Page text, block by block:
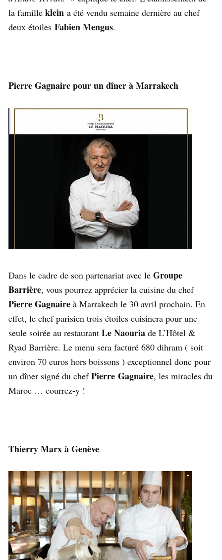
la famille klein a été vendu semaine dernière au chef
deux étoiles Fabien Mengus.
Pierre Gagnaire pour un dîner à Marrakech
Dans le cadre de son partenariat avec le Groupe
Barrière, vous pourrez apprécier la cuisine du chef
Pierre Gagnaire à Marrakech le 30 avril prochain. En
effet, le chef parisien trois étoiles cuisinera pour une
seule soirée au restaurant Le Naouria de L’Hôtel &
Ryad Barrière. Le menu sera facturé 680 dihram ( soit
environ 70 euros hors boissons ) exceptionnel donc pour
un dîner signé du chefPierre Gagnaire, les miracles du
Maroc … courrez-y !
Thierry Marx à Genève